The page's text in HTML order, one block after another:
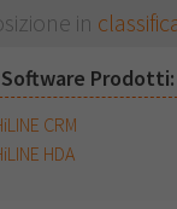
in
Software Prodotti:
CRM
HDA